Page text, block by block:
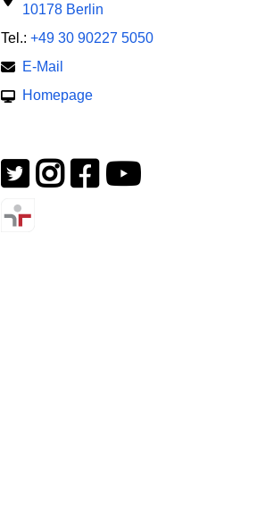
10178 Berlin
Tel.: +49 30 90227 5050
E-Mail
Homepage